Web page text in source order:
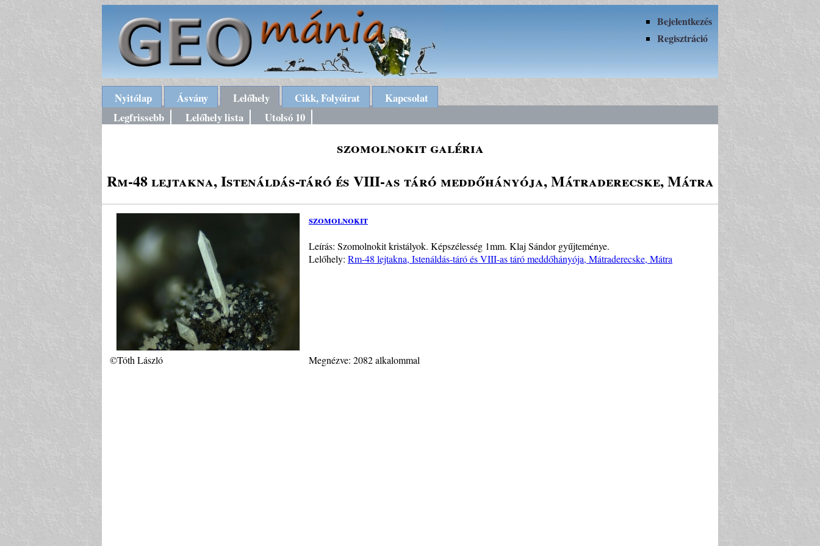
Bejelentkezés
Regisztráció
Nyitólap Ásvány Lelőhely Cikk, Folyóirat
Kapcsolat
Legfrissebb
Lelőhely lista Utolsó 10
szomolnokit galéria
Rm-48 lejtakna, Istenáldás-táró és VIII-as táró meddőhányója, Mátraderecske, Mátra
szomolnokit
Leírás: Szomolnokit kristályok. Képszélesség 1mm. Klaj Sándor gyűjteménye.
Lelőhely: Rm-48 lejtakna, Istenáldás-táró és VIII-as táró meddőhányója, Mátraderecske, Mátra
©Tóth László Megnézve: 2082 alkalommal